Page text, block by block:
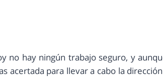
no hay ningún trabajo seguro, y
acertada para llevar a cabo la